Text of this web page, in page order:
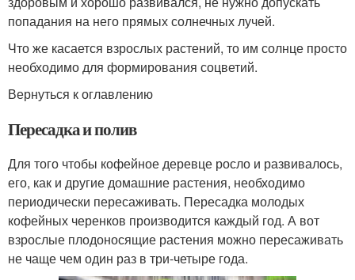
попадания на него прямых солнечных лучей.
Что же касается взрослых растений, то им солнце просто
необходимо для формирования соцветий.
Вернуться к оглавлению
Пересадка и полив
Для того чтобы кофейное деревце росло и развивалось,
его, как и другие домашние растения, необходимо
периодически пересаживать. Пересадка молодых
кофейных черенков производится каждый год. А вот
взрослые плодоносящие растения можно пересаживать
не чаще чем один раз в три-четыре года.